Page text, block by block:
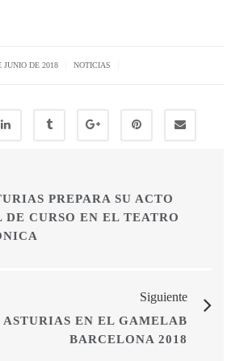
JUNIO DE 2018 NOTICIAS
PREPARA SU ACTO
DE CURSO EN EL TEATRO
Siguiente
ASTURIAS EN EL GAMELAB
BARCELONA 2018